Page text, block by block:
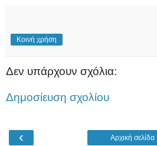
Κοινή χρήση
Δεν υπάρχουν σχόλια:
Δημοσίευση σχολίου
‹ Αρχική σελίδα